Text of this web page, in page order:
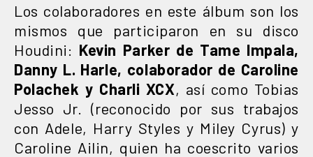
Los colaboradores en este álbum son los
mismos que participaron en su disco
Houdini: Kevin Parker de Tame Impala,
Danny L. Harle, colaborador de Caroline
Polachek y Charli XCX, así como Tobias
Jesso Jr. (reconocido por sus trabajos
con Adele, Harry Styles y Miley Cyrus) y
Caroline Ailin, quien ha coescrito varios